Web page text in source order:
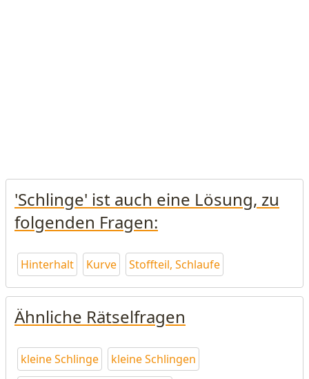
'Schlinge' ist auch eine Lösung, zu
folgenden Fragen:
Hinterhalt Kurve Stoffteil, Schlaufe
Ähnliche Rätselfragen
kleine Schlinge
kleine Schlingen